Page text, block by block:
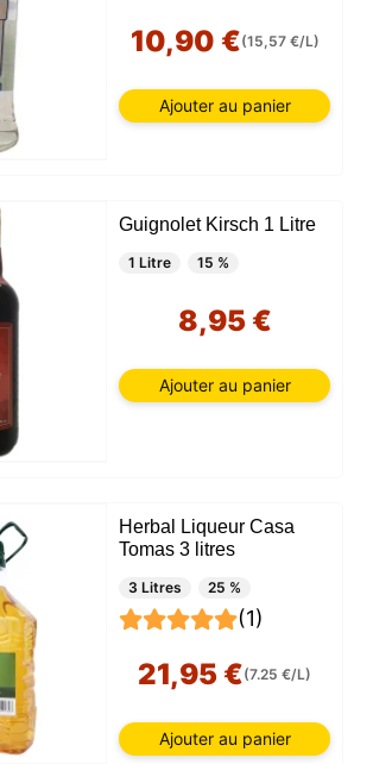
10,90 €(15,57 €/L)
Ajouter au panier
Guignolet Kirsch 1 Litre
1 Litre 15 %
8,95 €
Ajouter au panier
Herbal Liqueur Casa
Tomas 3 litres
3 Litres 25 %
(1)
21,95 €(7.25 €/L)
Ajouter au panier